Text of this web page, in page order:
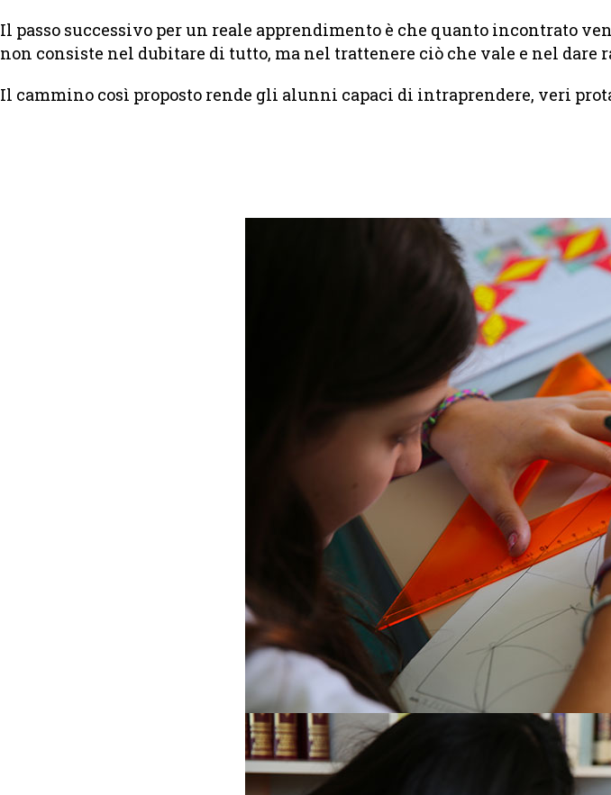
Il passo successivo per un reale apprendimento è che quanto incontrato
non consiste nel dubitare di tutto, ma nel trattenere ciò che vale e nel dare
Il cammino così proposto rende gli alunni capaci di intraprendere, veri